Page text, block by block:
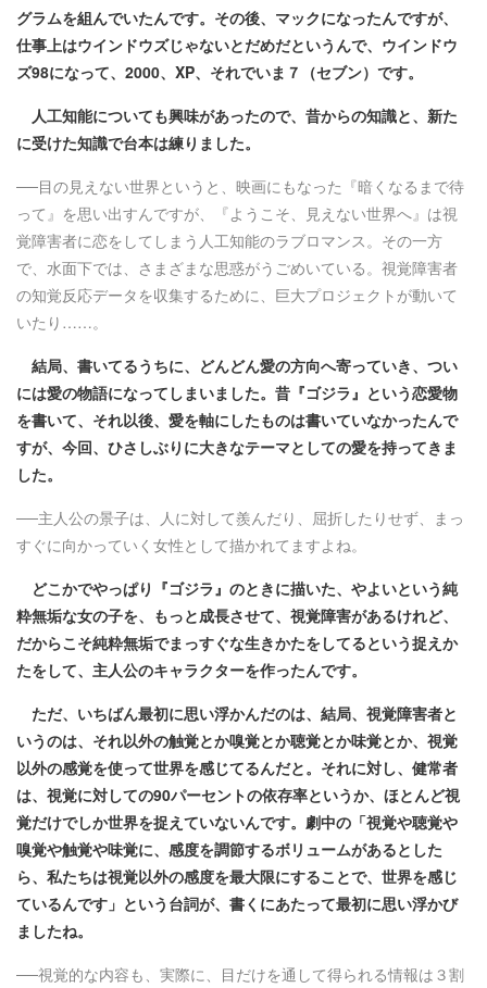
グラムを組んでいたんです。その後、マックになったんですが、
仕事上はウインドウズじゃないとだめだというんで、ウインドウ
ズ98になって、2000、XP、それでいま７（セブン）です。
人工知能についても興味があったので、昔からの知識と、新た
に受けた知識で台本は練りました。
──目の見えない世界というと、映画にもなった『暗くなるまで待
って』を思い出すんですが、『ようこそ、見えない世界へ』は視
覚障害者に恋をしてしまう人工知能のラブロマンス。その一方
で、水面下では、さまざまな思惑がうごめいている。視覚障害者
の知覚反応データを収集するために、巨大プロジェクトが動いて
いたり……。
結局、書いてるうちに、どんどん愛の方向へ寄っていき、つい
には愛の物語になってしまいました。昔『ゴジラ』という恋愛物
を書いて、それ以後、愛を軸にしたものは書いていなかったんで
すが、今回、ひさしぶりに大きなテーマとしての愛を持ってきま
した。
──主人公の景子は、人に対して羨んだり、屈折したりせず、まっ
すぐに向かっていく女性として描かれてますよね。
どこかでやっぱり『ゴジラ』のときに描いた、やよいという純
粋無垢な女の子を、もっと成長させて、視覚障害があるけれど、
だからこそ純粋無垢でまっすぐな生きかたをしてるという捉えか
たをして、主人公のキャラクターを作ったんです。
ただ、いちばん最初に思い浮かんだのは、結局、視覚障害者と
いうのは、それ以外の触覚とか嗅覚とか聴覚とか味覚とか、視覚
以外の感覚を使って世界を感じてるんだと。それに対し、健常者
は、視覚に対しての90パーセントの依存率というか、ほとんど視
覚だけでしか世界を捉えていないんです。劇中の「視覚や聴覚や
嗅覚や触覚や味覚に、感度を調節するボリュームがあるとした
ら、私たちは視覚以外の感度を最大限にすることで、世界を感じ
ているんです」という台詞が、書くにあたって最初に思い浮かび
ましたね。
──視覚的な内容も、実際に、目だけを通して得られる情報は３割